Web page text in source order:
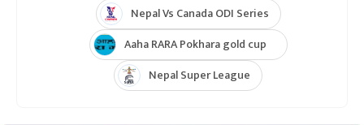
Nepal Vs Canada ODI Series
Aaha RARA Pokhara gold cup
Nepal Super League